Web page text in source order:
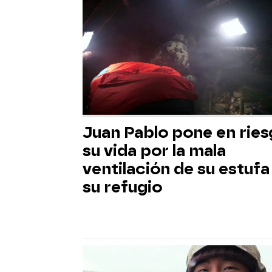
Juan Pablo pone en
su vida por la mala
ventilación de su estufa
su refugio